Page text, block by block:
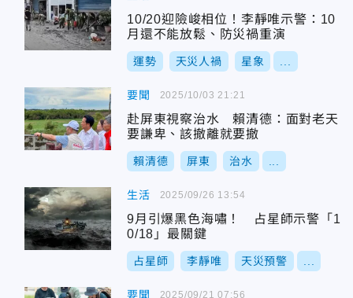
10/20迎險峻相位！李靜唯示警：10
月還不能放鬆、防災禍重演
運勢 天災人禍 星象
要聞
赴屏東視察治水 賴清德：面對老天
要謙卑、該撤離就要撤
賴清德 屏東 治水
2025/10/03 21:21
生活
9月引爆黑色海嘯！ 占星師示警「1
0/18」最關鍵
占星師 李靜唯 天災預警
2025/09/26 13:54
要聞 2025/09/21 07:56